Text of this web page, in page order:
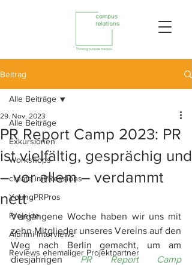
Beitrag
Alle Beiträge
Exkursionen
Workshops
create imPRessions
YoungPRPros
Projekte
Alumni-Interviews
Reviews ehemaliger Projektpartner
Alle Beiträge
PR Report Camp 2023: PR
ist vielfältig, gesprächig und
– vor allem – verdammt
nett
29. Nov. 2023
Vergangene Woche haben wir uns mit
zehn Mitglieder unseres Vereins auf den
Weg nach Berlin gemacht, um am
diesjährigen PR Report Camp